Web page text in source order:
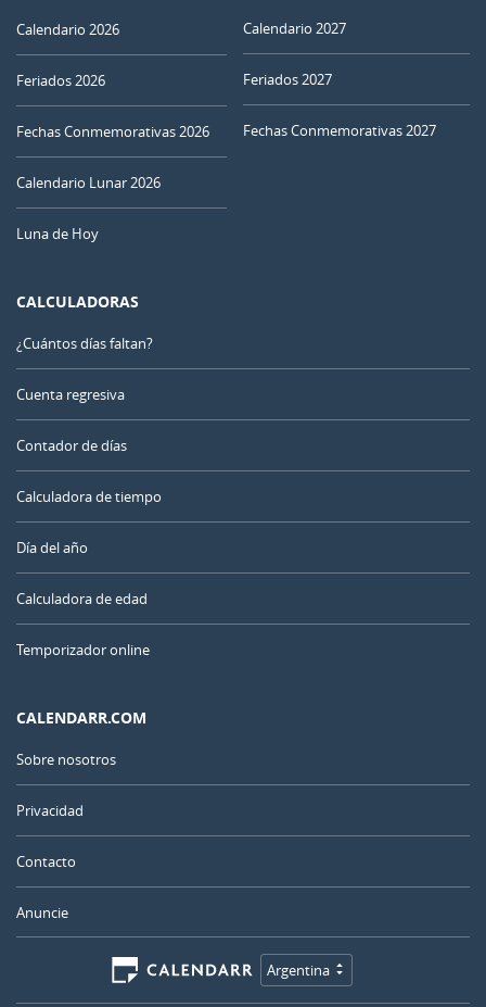
Calendario 2026
Feriados 2026
Fechas Conmemorativas 2026
Calendario Lunar 2026
Luna de Hoy
Calendario 2027
Feriados 2027
Fechas Conmemorativas 2027
CALCULADORAS
¿Cuántos días faltan?
Cuenta regresiva
Contador de días
Calculadora de tiempo
Día del año
Calculadora de edad
Temporizador online
CALENDARR.COM
Sobre nosotros
Privacidad
Contacto
Anuncie
Argentina